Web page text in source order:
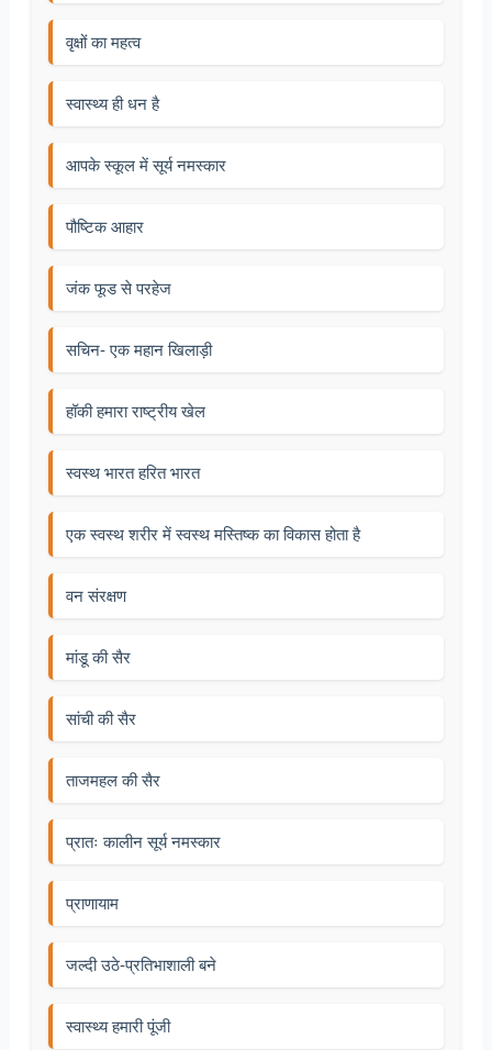
वृक्षों का महत्व
स्वास्थ्य ही धन है
आपके स्कूल में सूर्य नमस्कार
पौष्टिक आहार
जंक फूड से परहेज
सचिन- एक महान खिलाड़ी
हॉकी हमारा राष्ट्रीय खेल
स्वस्थ भारत हरित भारत
एक स्वस्थ शरीर में स्वस्थ मस्तिष्क का विकास होता है
वन संरक्षण
मांडू की सैर
सांची की सैर
ताजमहल की सैर
प्रातः कालीन सूर्य नमस्कार
प्राणायाम
जल्दी उठे-प्रतिभाशाली बने
स्वास्थ्य हमारी पूंजी